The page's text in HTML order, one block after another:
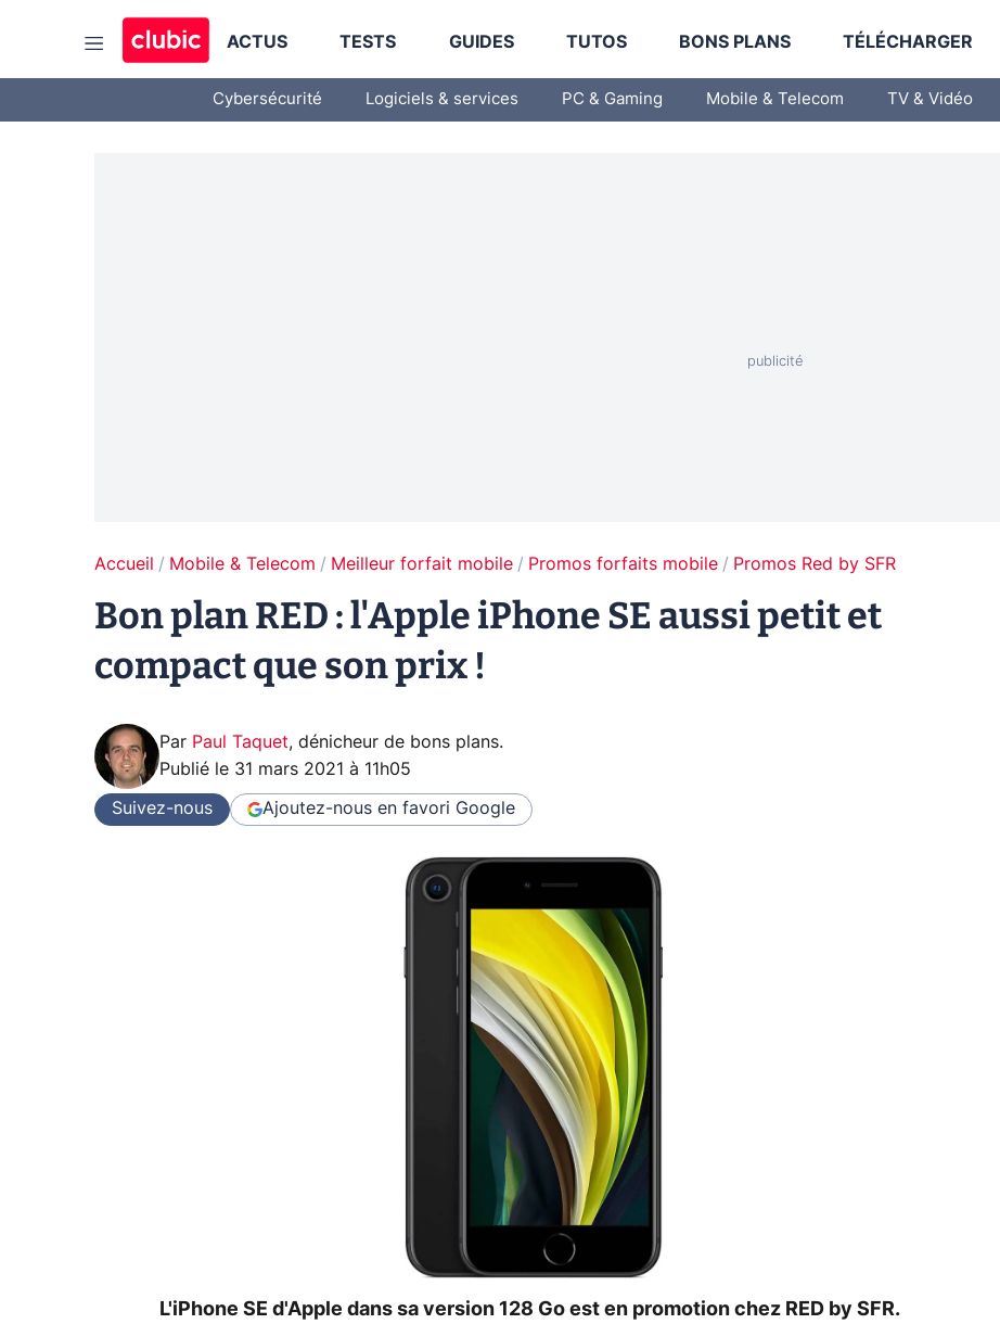
ACTUS TESTS GUIDES TUTOS BONS PLANS TÉLÉCHARGER
Cybersécurité Logiciels & services PC & Gaming Mobile & Telecom TV & Vidéo
Accueil Mobile & Telecom Meilleur forfait mobile Promos forfaits mobile Promos Red by SFR
Bon plan RED : l'Apple iPhone SE aussi petit et
compact que son prix !
Par Paul Taquet, dénicheur de bons plans.
Publié le 31 mars 2021 à 11h05
Suivez-nous Ajoutez-nous en favori Google
L'iPhone SE d'Apple dans sa version 128 Go est en promotion chez RED by SFR.